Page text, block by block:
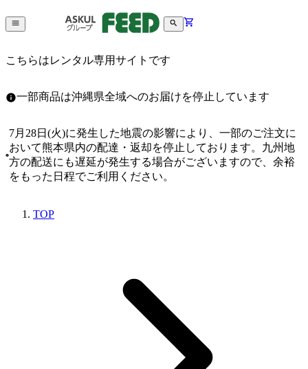
こちらはレンタル専用サイトです
一部商品は沖縄県全域へのお届けを停止しています
7月28日(火)に発生した地震の影響により、一部のご注文に
おいて熊本県内の配達・返却を停止しております。九州地
方の配送にも遅延が発生する場合がございますので、余裕
をもった日程でご利用ください。
TOP